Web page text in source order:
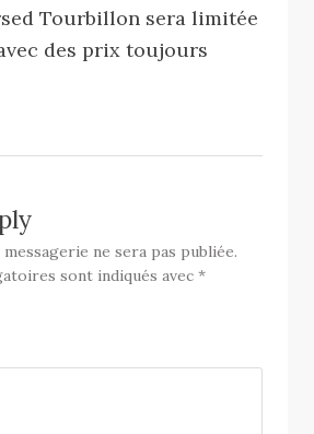
Tourbillon sera limitée
des prix toujours
ne sera pas publiée.
sont indiqués avec*